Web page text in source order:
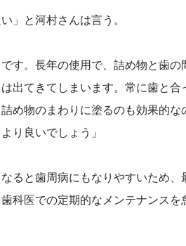
」と河村さんは言う。
す。長年の使用で、詰め物と歯の
出てきてしまいます。常に歯と合
め物のまわりに塗るのも効果的な
り良いでしょう」
ると歯周病にもなりやすいため、
科医での定期的なメンテナンスを